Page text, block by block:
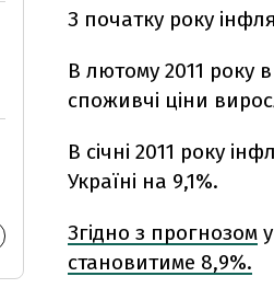
З початку року
В лютому 2011 року
споживчі ціни
В січні 2011 року
Україні на 9,1%.
Згідно з прогнозом
становитиме 8,9%.